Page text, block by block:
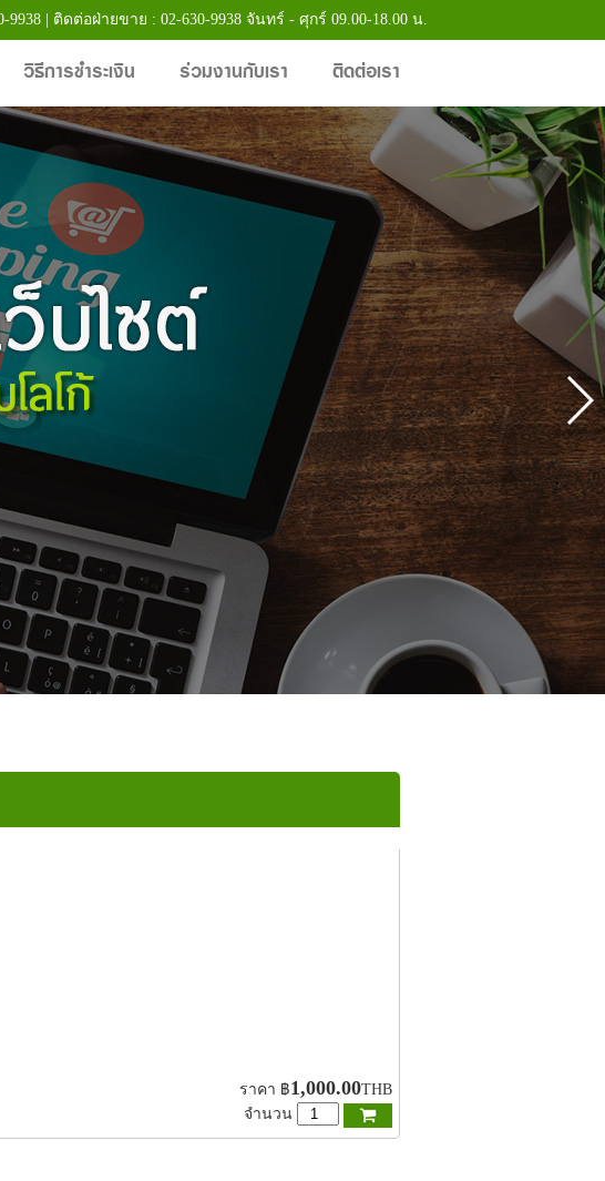
9938 | ติดต่อฝ่ายขาย : 02-630-9938 จันทร์ - ศุกร์ 09.00-18.00 น.
วิธีการชำระเงิน ร่วมงานกับเรา ติดต่อเรา
ราคา ฿1,000.00THB
จำนวน